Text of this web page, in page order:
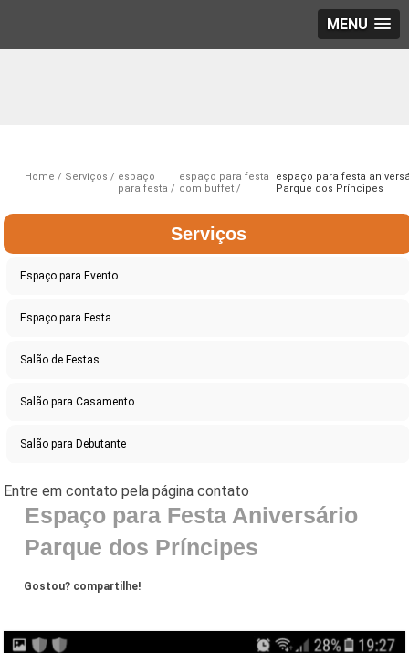
MENU
Home Serviços
espaço
para festa
espaço para festa
com buffet
espaço para festa
Parque dos Príncipes
Serviços
Espaço para Evento
Espaço para Festa
Salão de Festas
Salão para Casamento
Salão para Debutante
Espaço para Festa Aniversário
Parque dos Príncipes
Gostou? compartilhe!